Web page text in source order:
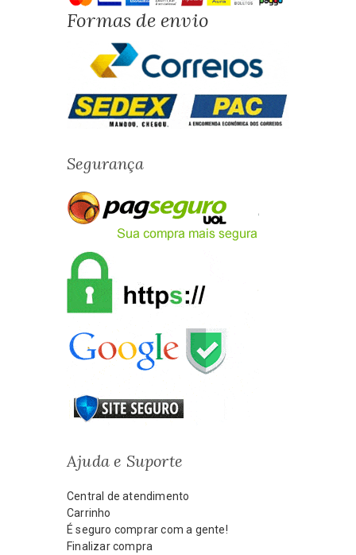
Formas de envio
Segurança
Ajuda e Suporte
Central de atendimento
Carrinho
É seguro comprar com a gente!
Finalizar compra